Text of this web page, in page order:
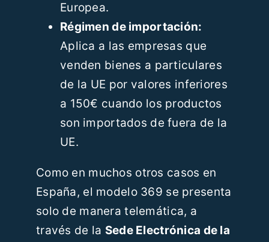
Europea.
Régimen de importación:
Aplica a las empresas que
venden bienes a particulares
de la UE por valores inferiores
a 150€ cuando los productos
son importados de fuera de la
UE.
Como en muchos otros casos en
España, el modelo 369 se presenta
solo de manera telemática, a
través de la Sede Electrónica de la